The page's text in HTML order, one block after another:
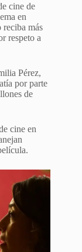
cine de
en
reciba más
respeto a
Pérez,
por parte
de
cine en